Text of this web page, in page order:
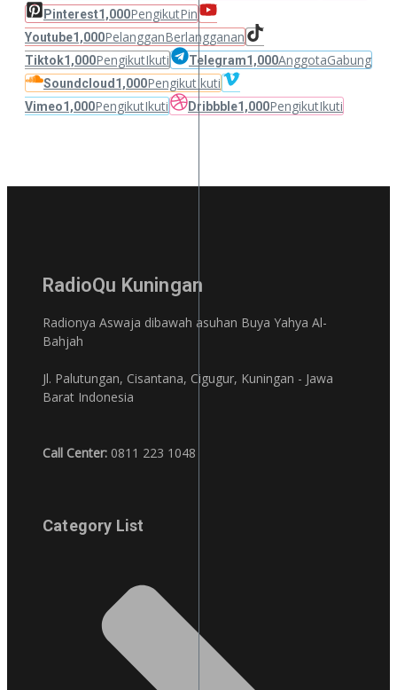
Pinterest1,000PengikutPin
Youtube1,000PelangganBerlangganan
Tiktok1,000PengikutIkuti Telegram1,000AnggotaGabung
Soundcloud 1,000PengikutIkuti
Vimeo1,000PengikutIkuti Dribbble1,000PengikutIkuti
RadioQu Kuningan
Radionya Aswaja dibawah asuhan Buya Yahya Al-
Bahjah
Jl. Palutungan, Cisantana, Cigugur, Kuningan - Jawa
Barat Indonesia
Call Center: 0811 223 1048
Category List